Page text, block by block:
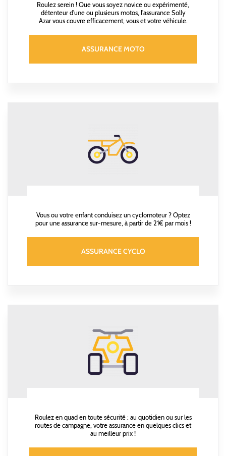
Roulez serein ! Que vous soyez novice ou expérimenté,
détenteur d'une ou plusieurs motos, l'assurance Solly
Azar vous couvre efficacement, vous et votre véhicule.
ASSURANCE MOTO
Vous ou votre enfant conduisez un cyclomoteur ? Optez
pour une assurance sur-mesure, à partir de 21€ par mois !
ASSURANCE CYCLO
Roulez en quad en toute sécurité : au quotidien ou sur les
routes de campagne, votre assurance en quelques clics et
au meilleur prix !